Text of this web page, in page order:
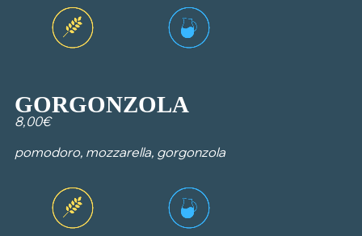
GORGONZOLA
8,00€
pomodoro, mozzarella, gorgonzola